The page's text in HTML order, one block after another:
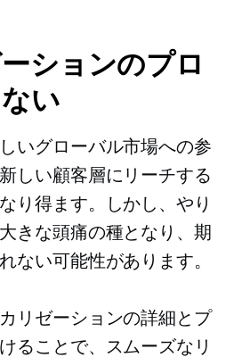
ションのプロ
い
いグローバル市場への参
しい顧客層にリーチする
り得ます。しかし、やり
きな頭痛の種となり、期
ない可能性があります。
リゼーションの詳細とプ
ることで、スムーズなリ